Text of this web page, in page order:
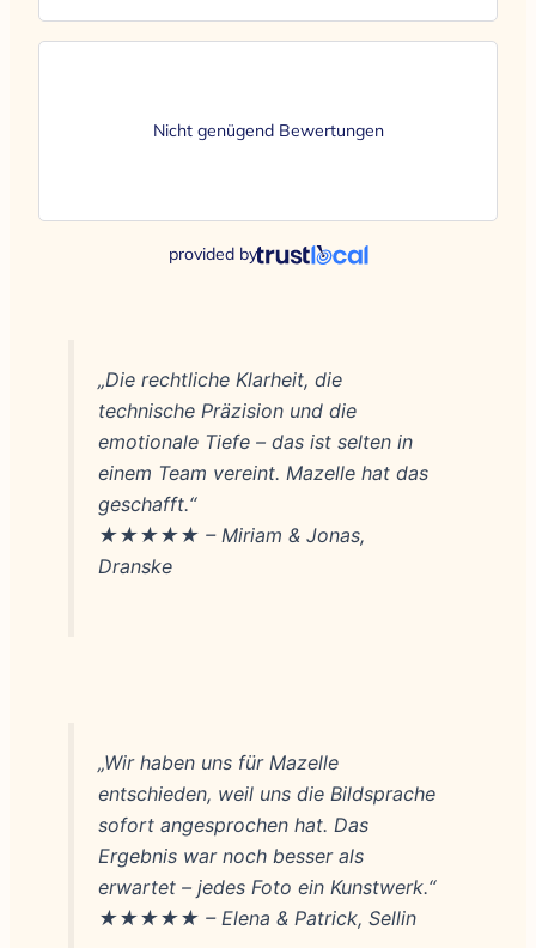
Nicht genügend Bewertungen
provided by
„Die rechtliche Klarheit, die
technische Präzision und die
emotionale Tiefe – das ist selten in
einem Team vereint. Mazelle hat das
geschafft.“
★★★★★ – Miriam & Jonas,
Dranske
„Wir haben uns für Mazelle
entschieden, weil uns die Bildsprache
sofort angesprochen hat. Das
Ergebnis war noch besser als
erwartet – jedes Foto ein Kunstwerk.“
★★★★★ – Elena & Patrick, Sellin